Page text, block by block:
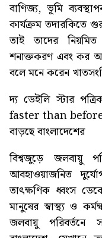
বাণিজ্য, ভূমি
কার্যক্রম তদারকিতে
তাই তাদের
শনাক্তকরণ এবং কর
বলে মনে করেন
দ্য ডেইলি স্টার
faster than
বাড়ছে বাংলাদেশের
বিশ্বজুড়ে জলবায়ু
আবহাওয়াজনিত
তাৎক্ষণিক ধ্বংস
মানুষের স্বাস্থ্য ও
জলবায়ু পরিবর্তনে